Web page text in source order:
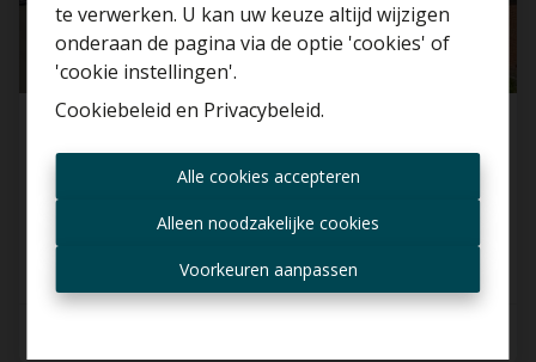
te verwerken. U kan uw keuze altijd wijzigen
onderaan de pagina via de optie 'cookies' of
'cookie instellingen'.
Cookiebeleid en Privacybeleid.
Alle cookies accepteren
Alleen noodzakelijke cookies
Voorkeuren aanpassen
toplocatie in Zellik !
Kerklaan 191, 1731 Zellik
€ 540.000
Gratis schatting
Altijd als eerste op de
hoogte zijn van nieuwe
aanbiedingen?
Ontvang aanbod per mail